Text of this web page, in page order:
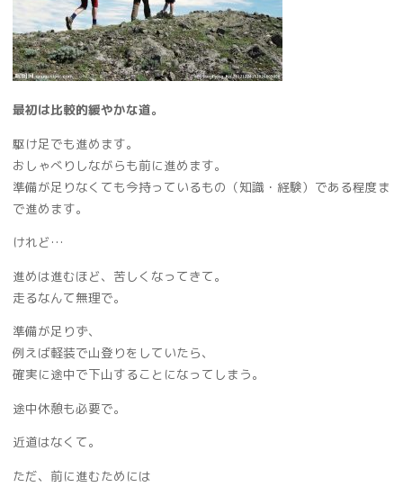
最初は比較的緩やかな道。
駆け足でも進めます。
おしゃべりしながらも前に進めます。
準備が足りなくても今持っているもの（知識・経験）である程度ま
で進めます。
けれど…
進めは進むほど、苦しくなってきて。
走るなんて無理で。
準備が足りず、
例えば軽装で山登りをしていたら、
確実に途中で下山することになってしまう。
途中休憩も必要で。
近道はなくて。
ただ、前に進むためには